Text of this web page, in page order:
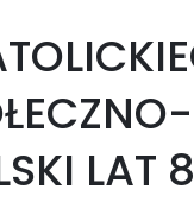
LAT